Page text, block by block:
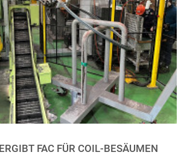
FAC FÜR COIL-BESÄUMEN